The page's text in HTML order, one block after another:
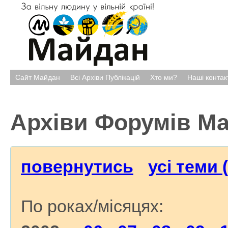
Сайт Майдан Всі Архіви Публікацій Хто ми? Наші
Архіви Форумів
повернутись усі теми
По роках/місяцях: